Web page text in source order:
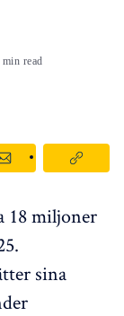
min read
18 miljoner
sina